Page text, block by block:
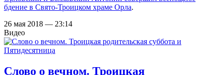
бдение в Свято-Троицком храме Орла.
26 мая 2018 — 23:14
Видео
Слово о вечном. Троицкая